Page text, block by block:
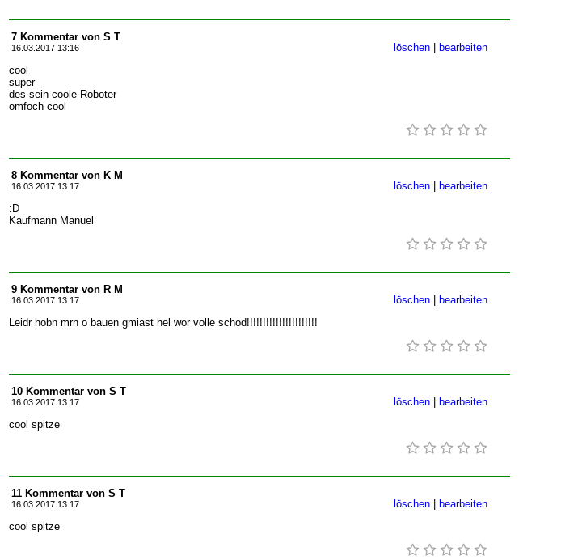
7 Kommentar von S T
16.03.2017 13:16 bearbeiten
löschen
cool
super
des sein coole Roboter
omfoch cool
8 Kommentar von K M
16.03.2017 13:17 bearbeiten
löschen
:D
Kaufmann Manuel
9 Kommentar von R M
16.03.2017 13:17 bearbeiten
löschen
Leidr hobn mrn o bauen gmiast hel wor volle schod!!!!!!!!!!!!!!!!!!!!!!
10 Kommentar von S T
16.03.2017 13:17 bearbeiten
löschen
cool spitze
11 Kommentar von S T
16.03.2017 13:17 bearbeiten
löschen
cool spitze